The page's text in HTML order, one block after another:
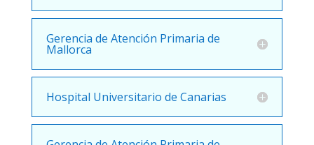
Gerencia de Atención Primaria de
Mallorca
Hospital Universitario de Canarias